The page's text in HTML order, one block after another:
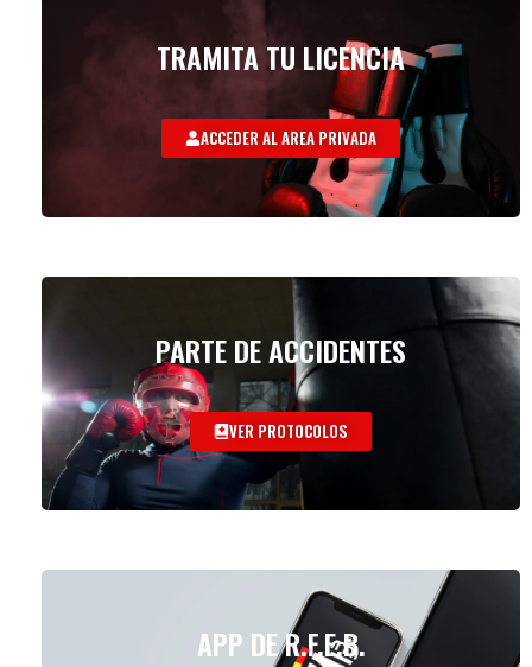
TRAMITA TU LICENCIA
ACCEDER AL AREA PRIVADA
PARTE DE ACCIDENTES
VER PROTOCOLOS
APP DE R.F.E.B.